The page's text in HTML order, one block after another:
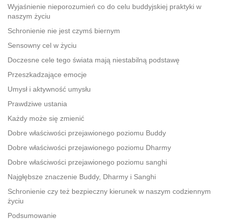
facebook
Wyjaśnienie nieporozumień co do celu buddyjskiej praktyki w
naszym życiu
Schronienie nie jest czymś biernym
Sensowny cel w życiu
Doczesne cele tego świata mają niestabilną podstawę
Przeszkadzające emocje
Umysł i aktywność umysłu
Prawdziwe ustania
Każdy może się zmienić
Dobre właściwości przejawionego poziomu Buddy
Dobre właściwości przejawionego poziomu Dharmy
Dobre właściwości przejawionego poziomu sanghi
Najgłębsze znaczenie Buddy, Dharmy i Sanghi
Schronienie czy też bezpieczny kierunek w naszym codziennym
życiu
Podsumowanie